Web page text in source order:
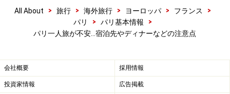
お店ならパリジャンもよく一人で食事をしているので問
題ありません。特にテラス席は外に向いているので一人
での居心地も良くおすすめ。ディナーの場合でも、カウ
ています。これらがない普通のレストランでも、女性が
1人で食事をしていることもあるので、試してみる価値
All About > 旅行 > 海外旅行 > ヨーロッパ > フランス
>
パリ
> パリ基本情報
>
パリ一人旅が不安…宿泊先やディナーなどの注意点
会社概要 採用情報
投資家情報 広告掲載